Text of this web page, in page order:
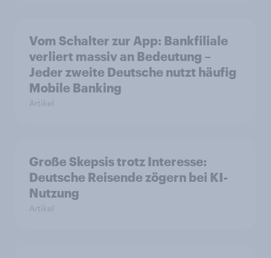
Vom Schalter zur App: Bankfiliale
verliert massiv an Bedeutung –
Jeder zweite Deutsche nutzt häufig
Mobile Banking
Artikel
Große Skepsis trotz Interesse:
Deutsche Reisende zögern bei KI-
Nutzung
Artikel